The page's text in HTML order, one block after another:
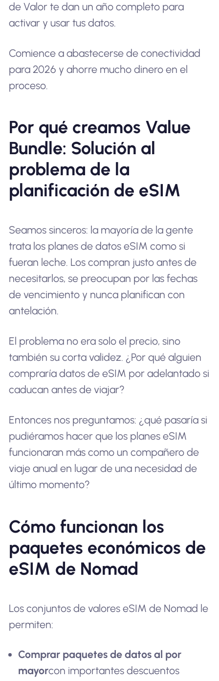
de Valor te dan un año completo para
activar y usar tus datos.
Comience a abastecerse de conectividad
para 2026 y ahorre mucho dinero en el
proceso.
Por qué creamos Value
Bundle: Solución al
problema de la
planificación de eSIM
Seamos sinceros: la mayoría de la gente
trata los planes de datos eSIM como si
fueran leche. Los compran justo antes de
necesitarlos, se preocupan por las fechas
de vencimiento y nunca planifican con
antelación.
El problema no era solo el precio, sino
también su corta validez. ¿Por qué alguien
compraría datos de eSIM por adelantado si
caducan antes de viajar?
Entonces nos preguntamos: ¿qué pasaría si
pudiéramos hacer que los planes eSIM
funcionaran más como un compañero de
viaje anual en lugar de una necesidad de
último momento?
Cómo funcionan los
paquetes económicos de
eSIM de Nomad
Los conjuntos de valores eSIM de Nomad le
permiten:
Comprar paquetes de datos al por
mayorcon importantes descuentos